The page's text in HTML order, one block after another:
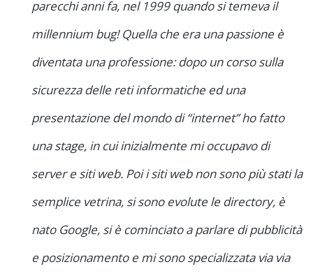
parecchi anni fa, nel 1999 quando si temeva il
millennium bug! Quella che era una passione è
diventata una professione: dopo un corso sulla
sicurezza delle reti informatiche ed una
presentazione del mondo di “internet” ho fatto
una stage, in cui inizialmente mi occupavo di
server e siti web. Poi i siti web non sono più stati la
semplice vetrina, si sono evolute le directory, è
nato Google, si è cominciato a parlare di pubblicità
e posizionamento e mi sono specializzata via via